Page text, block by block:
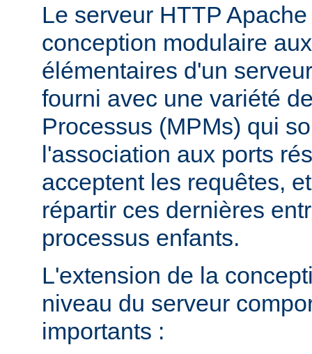
Le serveur HTTP
conception modulaire
élémentaires d'un
fourni avec une variété
Processus (MPMs) qui
l'association aux ports
acceptent les requêtes,
répartir ces dernières
processus enfants.
L'extension de la
niveau du serveur
importants :